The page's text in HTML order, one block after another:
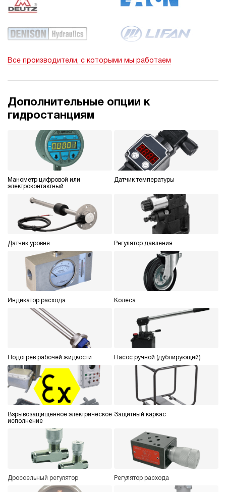
Все производители, с которыми мы работаем
Дополнительные опции к
гидростанциям
Манометр цифровой или
электроконтактный
Датчик температуры
Датчик уровня Регулятор давления
Индикатор расхода Колеса
Подогрев рабочей жидкости Насос ручной (дублирующий)
Взрывозащищенное электрическое
исполнение
Защитный каркас
Дроссельный регулятор Регулятор расхода